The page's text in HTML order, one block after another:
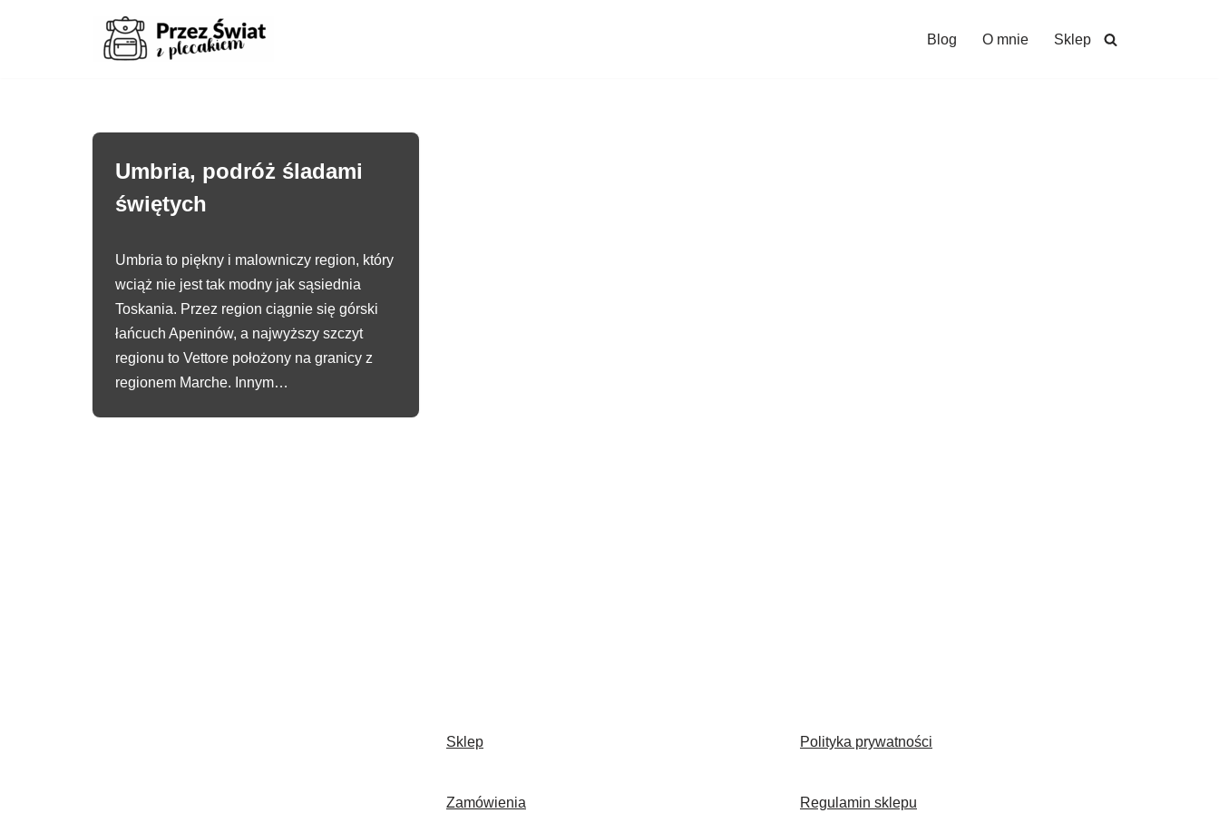
Blog O mnie Sklep
Umbria, podróż śladami
świętych
Umbria to piękny i malowniczy region, który
wciąż nie jest tak modny jak sąsiednia
Toskania. Przez region ciągnie się górski
łańcuch Apeninów, a najwyższy szczyt
regionu to Vettore położony na granicy z
regionem Marche. Innym…
Sklep
Zamówienia
Polityka prywatności
Regulamin sklepu